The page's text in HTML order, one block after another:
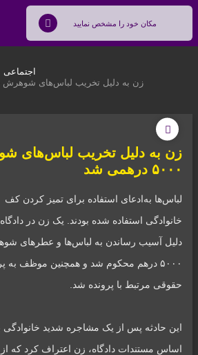
اجتماعی
زن به دلیل تخریب لباس‌های شوهرش جریمه ۵۰۰۰
زن به دلیل تخریب لباس‌های
۵۰۰۰ درهمی شد
لباس‌ها به‌ادعای استفاده برای تمیز کردن کف
خانوادگی استفاده شده بودند. یک زن در
دلیل آسیب رساندن به لباس‌ها و عطرهای
۵۰۰۰ درهم محکوم شد و همچنین موظف به
حقوقی مرتبط با پرونده شد.
این حادثه پس از یک مشاجره شدید خانوادگی
اساس مستندات دادگاه، زن اعتراف کرد که